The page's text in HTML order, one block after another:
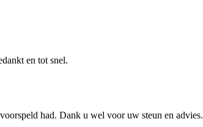
en tot snel.
had. Dank u wel voor uw steun en advies.